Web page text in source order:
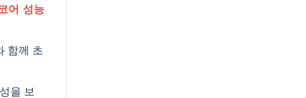
어 성능
함께 초
을 보